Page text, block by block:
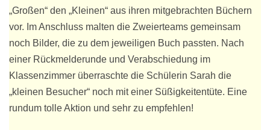
„Großen“ den „Kleinen“ aus ihren mitgebrachten Büchern
vor. Im Anschluss malten die Zweierteams gemeinsam
noch Bilder, die zu dem jeweiligen Buch passten. Nach
einer Rückmelderunde und Verabschiedung im
Klassenzimmer überraschte die Schülerin Sarah die
„kleinen Besucher“ noch mit einer Süßigkeitentüte. Eine
rundum tolle Aktion und sehr zu empfehlen!